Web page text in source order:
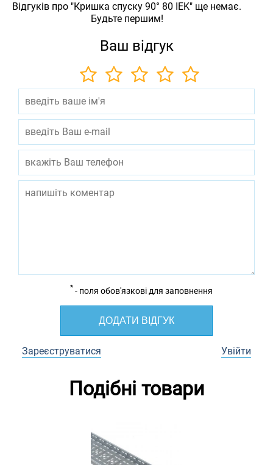
Відгуків про "Кришка спуску 90° 80 IEK" ще немає.
Будьте першим!
Ваш відгук
* - поля обов'язкові для заповнення
ДОДАТИ ВІДГУК
Зареєструватися Увійти
Подібні товари